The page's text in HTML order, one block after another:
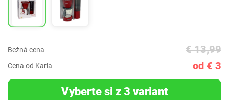
Bežná cena € 13,99
Cena od Karla od € 3
Vyberte si z 3 variant